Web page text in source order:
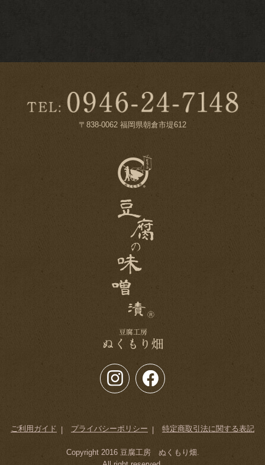
〒838-0062 福岡県朝倉市堤612
ご利用ガイド プライバシーポリシー 特定商取引法に関する表記
Copyright 2016 豆腐工房 ぬくもり畑